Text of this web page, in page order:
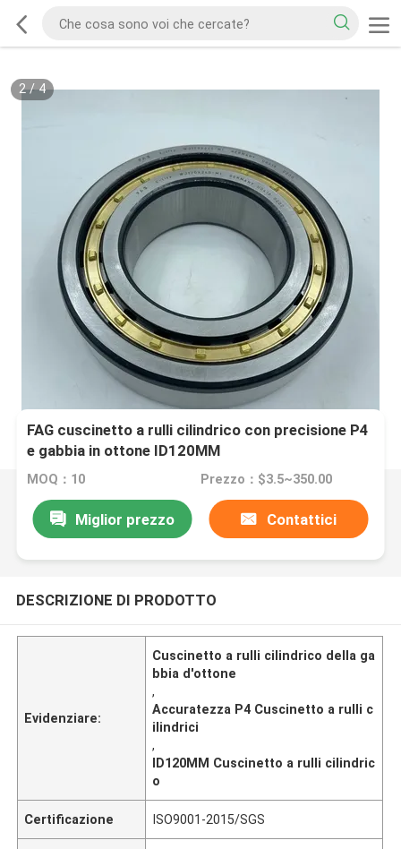
2/4
FAG cuscinetto a rulli cilindrico con precisione P4
e gabbia in ottone ID120MM
MOQ：10 Prezzo：$3.5~350.00
Miglior prezzo Contattici
DESCRIZIONE DI PRODOTTO
Evidenziare:
Cuscinetto a rulli cilindrico della ga
bbia d'ottone
,
Accuratezza P4 Cuscinetto a rulli c
ilindrici
,
ID120MM Cuscinetto a rulli cilindric
o
Certificazione ISO9001-2015/SGS